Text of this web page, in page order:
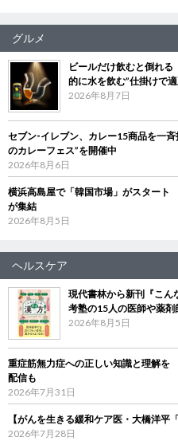
グルメ
ビールだけ飲むと倒れ
的に水を飲む”仕掛けで
2026年8月7日
セブン‐イレブン、カレー15商品を一
のカレーフェス”を開催中
2026年8月6日
横浜高島屋で「韓国市場」がスター
が集結
2026年8月5日
ヘルスケア
現代書林から新刊『こ
考塾の15人の医師や薬剤
2026年8月5日
重症筋無力症への正しい知識と理解
配信も
2026年7月31日
【がんを生きる緩和ケア医・大橋洋平
2026年7月28日